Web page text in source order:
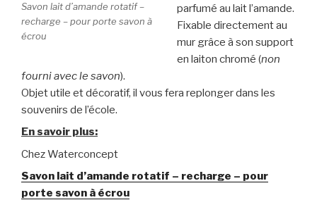
Savon lait d’amande rotatif –
recharge – pour porte savon à
écrou
parfumé au lait l’amande.
Fixable directement au
mur grâce à son support
en laiton chromé (non
fourni avec le savon).
Objet utile et décoratif, il vous fera replonger dans les
souvenirs de l’école.
En savoir plus:
Chez Waterconcept
Savon lait d’amande rotatif – recharge – pour
porte savon à écrou